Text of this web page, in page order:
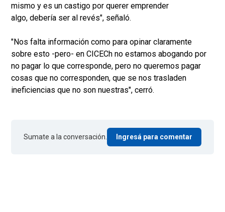
mismo y es un castigo por querer emprender
algo, debería ser al revés", señaló.
"Nos falta información como para opinar claramente
sobre esto -pero- en CICECh no estamos abogando por
no pagar lo que corresponde, pero no queremos pagar
cosas que no corresponden, que se nos trasladen
ineficiencias que no son nuestras", cerró.
Sumate a la conversación. Ingresá para comentar